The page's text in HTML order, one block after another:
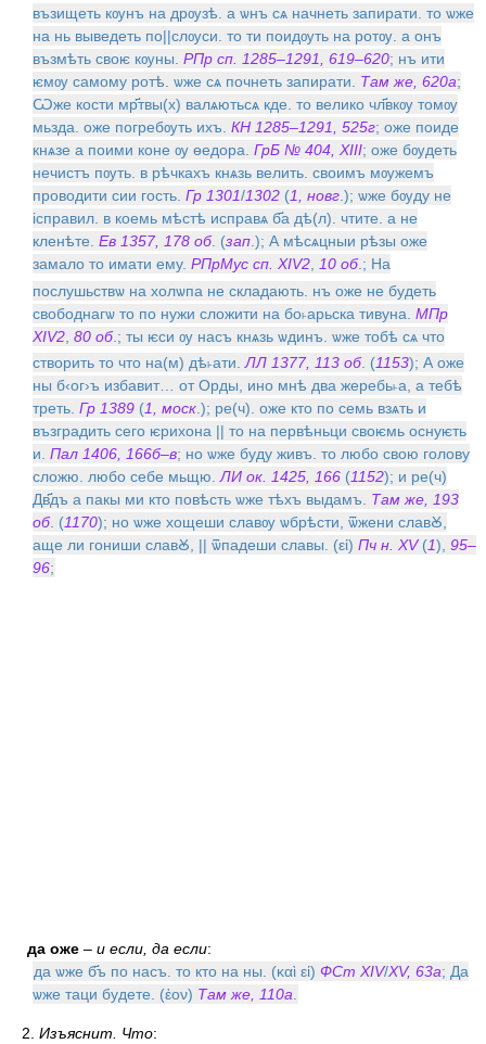
възищеть кѹнъ на дрѹзѣ. а ѡнъ сѧ начнеть запирати. то ѡже
на нь выведеть по||слѹси. то ти поидѹть на ротѹ. а онъ
възмѣть своѥ кѹны. РПр сп. 1285–1291, 619–620; нъ ити
ѥмѹ самому ротѣ. ѡже сѧ почнеть запирати. Там же, 620а;
Ѡже кости мр҃твы(х) валѧютьсѧ кде. то велико чл҃вкѹ томѹ
мьзда. оже погребѹть ихъ. КН 1285–1291, 525г; оже поиде
кнѧзе а поими коне ѹ ѳедора. ГрБ № 404, XIII; оже бѹдеть
нечистъ пѹть. в рѣчкахъ кнѧзь велить. своимъ мѹжемъ
проводити сии гость. Гр 1301/1302 (1, новг .); ѡже бѹду не
iсправил. в коемь мѣстѣ исправѧ б҃а дѣ(л). чтите. а не
кленѣте. Ев 1357, 178 об. (зап .); А мѣсѧцныи рѣзы оже
замало то имати ему. РПрМус сп. XIV2 10 об.; На
послушьствѡ на холѡпа не складають. нъ оже не будеть
свободнагѡ то по нужи сложити на бо˫арьска тивуна. МПр
XIV2 80 об.; ты ѥси ѹ насъ кнѧзь ѡдинъ. ѡже тобѣ сѧ что
створить то что на(м) дѣ˫ати.ЛЛ 1377, 113 об. (1153); А оже
ны б‹ог›ъ избавит… от Орды, ино мнѣ два жеребь˫а, а тебѣ
треть. Гр 1389 (1, моск.); ре(ч). оже кто по семь взѧть и
възградить сего ѥрихона || то на первѣньци своѥмь оснуѥть
и. Пал 1406, 166б–в; но ѡже буду живъ. то любо свою голову
сложю. любо себе мьщю.ЛИ ок. 1425, 166 (1152); и ре(ч)
Дв҃дъ а пакы ми кто повѣсть ѡже тѣхъ выдамъ. Там же, 193
об. (1170); но ѡже хощеши славѹ ѡбрѣсти, ѿжени славꙊ,
аще ли гониши славꙊ, || ѿпадеши славы. (εἰ) Пч н. XV(1), 95–
96;
да оже – и если, да если:
да ѡже б҃ъ по насъ. то кто на ны. (καὶ εἰ) ФСт XIV/XV, 63а; Да
ѡже таци будете. (ἐον) Там же, 110а.
2. Изъяснит. Что: